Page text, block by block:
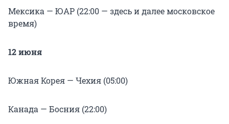
Мексика — ЮАР (22:00 — здесь и далее московское
время)
12 июня
Южная Корея — Чехия (05:00)
Канада — Босния (22:00)